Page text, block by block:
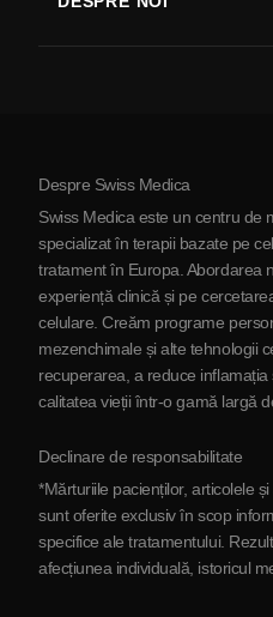
Boala Parkinson
Artrită
Despre Serbia
Parteneriat
Contactaţi-ne
Despre Swiss Medica
Swiss Medica este un centru de
specializat în terapii bazate pe
tratament în Europa. Abordarea
experiență clinică și pe
celulare. Creăm programe
mezenchimale și alte tehnologii
recuperarea, a reduce
calitatea vieții într-o gamă largă
Declinare de responsabilitate
*Mărturiile pacienților, articolele
sunt oferite exclusiv în scop
specifice ale tratamentului.
afecțiunea individuală, istoricul